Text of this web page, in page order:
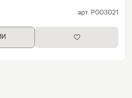
арт. P003021